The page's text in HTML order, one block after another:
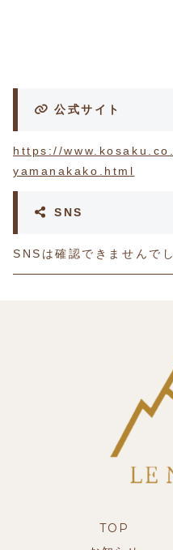
公式サイト
https://
yamanakako.html
SNS
SNSは確認できませんでし
TOP